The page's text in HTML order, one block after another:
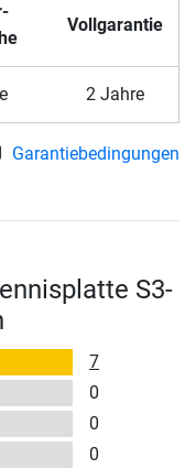
Vollgarantie
2 Jahre
Garantiebedingungen
S3-
7
0
0
0